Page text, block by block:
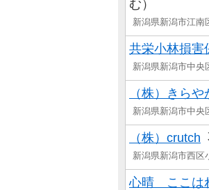
む）
新潟県新潟市江
共栄小林損害
新潟県新潟市中
（株）きら
新潟県新潟市中
（株）crutch
新潟県新潟市西
心晴 ここは